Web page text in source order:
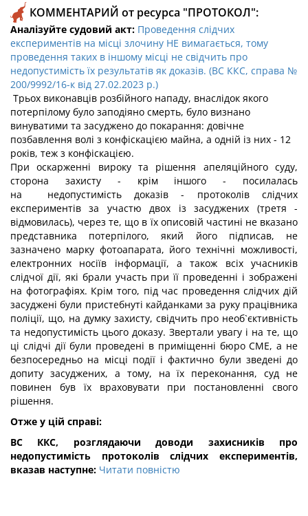
КОММЕНТАРИЙ от ресурса "ПРОТОКОЛ":
Аналізуйте судовий акт: Проведення слідчих
експериментів на місці злочину НЕ вимагається, тому
проведення таких в іншому місці не свідчить про
недопустимість їх результатів як доказів. (ВС ККС, справа №
200/9992/16-к від 27.02.2023 р.)
Трьох виконавців розбійного нападу, внаслідок якого
потерпілому було заподіяно смерть, було визнано
винуватими та засуджено до покарання: довічне
позбавлення волі з конфіскацією майна, а одній із них - 12
років, теж з конфіскацією.
При оскарженні вироку та рішення апеляційного суду,
сторона захисту - крім іншого - посилалась
на недопустимість доказів - протоколів слідчих
експериментів за участю двох із засуджених (третя -
відмовилась), через те, що в їх описовій частині не вказано
представника потерпілого, який його підписав, не
зазначено марку фотоапарата, його технічні можливості,
електронних носіїв інформації, а також всіх учасників
слідчої дії, які брали участь при її проведенні і зображені
на фотографіях. Крім того, під час проведення слідчих дій
засуджені були пристебнуті кайданками за руку працівника
поліції, що, на думку захисту, свідчить про необ`єктивність
та недопустимість цього доказу. Звертали увагу і на те, що
ці слідчі дії були проведені в приміщенні бюро СМЕ, а не
безпосередньо на місці події і фактично були зведені до
допиту засуджених, а тому, на їх переконання, суд не
повинен був їх враховувати при постановленні свого
рішення.
Отже у цій справі:
ВС ККС, розглядаючи доводи захисників про
недопустимість протоколів слідчих експериментів,
вказав наступне: Читати повністю